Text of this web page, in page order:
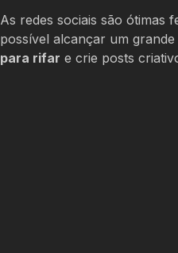
As redes sociais são ótimas
possível alcançar um
para rifar e crie posts